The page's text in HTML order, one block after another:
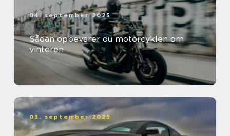
04. september 2025
Sådan opbevarer du motorcyklen om
vinteren
03. september 2025